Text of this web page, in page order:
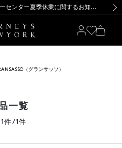
新規登録のお客様も対象！＜MY BARNEYS＞会員のお客様は11,000円（税込）以上のお買上げで常時送料無料！お買い物の際は会員登録を！
停止のお知らせ】(2026.8.7) 【オンラインストア カスタマーセンター夏季休業に関するお知らせ】（2026.8.7）
【夏季休業に伴う返品・交換承り一時停止のお知らせ】（2026.8.5）
によるお荷物のお届けについて
のご案内・ご注意事項 新規登録のお客様も対象！＜MY BARNEYS＞会員のお客様は11,000円（税込）以上のお買上げで常時送料無料！お買い物の際は会員登録を！
停止のお知らせ】(2026.8.7)
（グランサッソ）
一覧
件 / 1件